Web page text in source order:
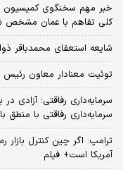
خبر مهم سخنگوی کمیسیون
کلی تفاهم با عمان مشخص
شایعه استعفای محمدباقر
توئیت معنادار معاون
سرمایه‌داری رفاقتی؛ آزادی
سرمایه‌داری رفاقتی با منطق
ترامپ: اگر چین کنترل بازار
آمریکا است+ فیلم